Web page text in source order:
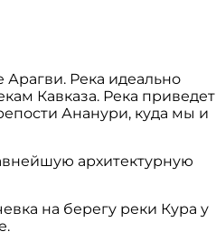
Арагви. Река идеально
Кавказа. Река приведет
Ананури, куда мы и
архитектурную
на берегу реки Кура у